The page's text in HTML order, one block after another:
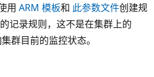
用 ARM 模板和 此参数文件创建规
记录规则，这不是在集群上的
群目前的监控状态。